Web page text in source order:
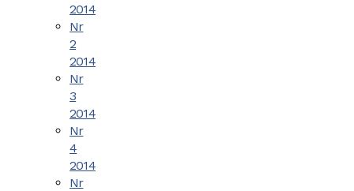
2014
Nr
2
2014
Nr
3
2014
Nr
4
2014
Nr